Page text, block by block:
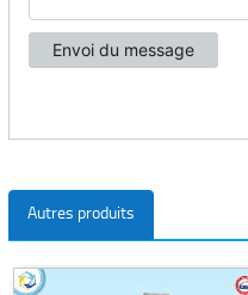
Autres produits